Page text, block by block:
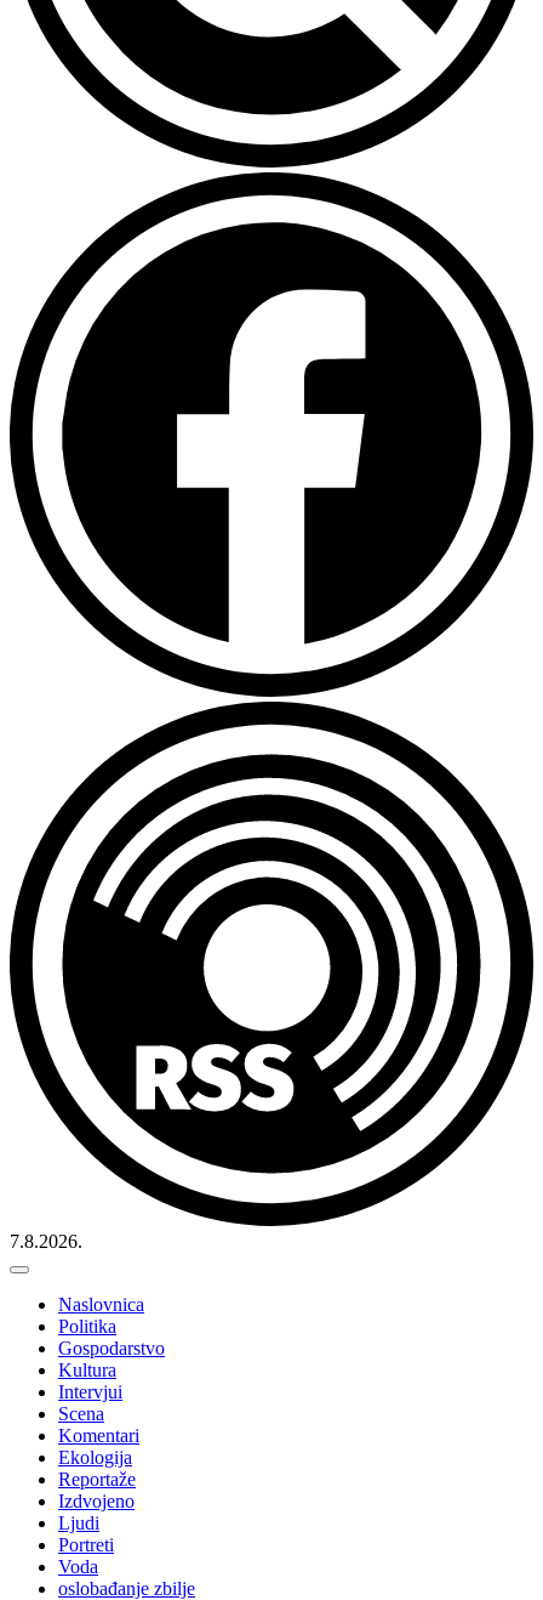
7.8.2026.
Naslovnica
Politika
Gospodarstvo
Kultura
Intervjui
Scena
Komentari
Ekologija
Reportaže
Izdvojeno
Ljudi
Portreti
Voda
oslobađanje zbilje